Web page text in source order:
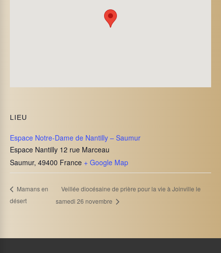
LIEU
Espace Notre-Dame de Nantilly – Saumur
Espace Nantilly 12 rue Marceau
Saumur, 49400 France + Google Map
Mamans en
désert
Veillée diocésaine de prière pour la vie à Joinville le
samedi 26 novembre